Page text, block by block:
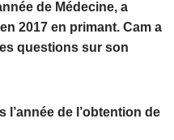
de Médecine, a
2017 en primant. Cam a
questions sur son
l’année de l’obtention de